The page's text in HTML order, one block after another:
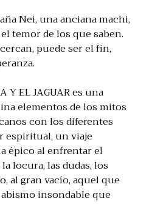
Nei, una anciana machi,
temor de los que saben.
puede ser el fin,
Y EL JAGUAR es una
elementos de los mitos
con los diferentes
espiritual, un viaje
épico al enfrentar el
locura, las dudas, los
al gran vacío, aquel que
insondable que